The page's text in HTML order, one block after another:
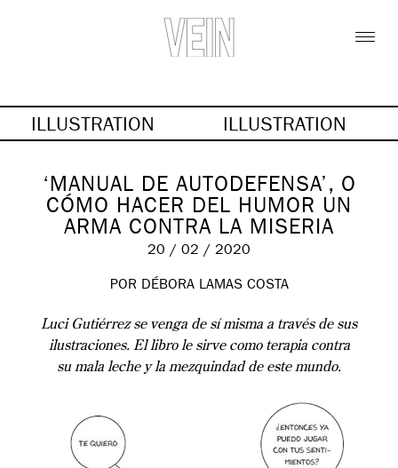
ILLUSTRATION ILLUSTRATION
‘MANUAL DE AUTODEFENSA’, O
CÓMO HACER DEL HUMOR UN
ARMA CONTRA LA MISERIA
20 / 02 / 2020
POR DÉBORA LAMAS COSTA
Luci Gutiérrez se venga de sí misma a través de sus
ilustraciones. El libro le sirve como terapia contra
su mala leche y la mezquindad de este mundo.